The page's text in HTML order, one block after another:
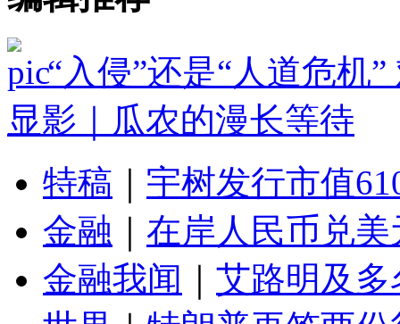
“入侵”还是“人道危机
显影｜瓜农的漫长等待
特稿
宇树发行市值
金融
在岸人民币兑
金融我闻
艾路明及